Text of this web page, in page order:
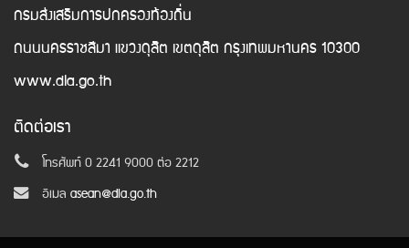
กรมส่งเสริมการปกครองท้องถิ่น
ถนนนครราชสีมา แขวงดุสิต เขตดุสิต กรุงเทพมหานคร 10300
www.dla.go.th
ติดต่อเรา
โทรศัพท์ 0 2241 9000 ต่อ 2212
อีเมล asean@dla.go.th